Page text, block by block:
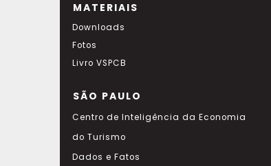
MATERIAIS
Downloads
Fotos
Livro VSPCB
SÃO PAULO
Centro de Inteligência da Economia
do Turismo
Dados e Fatos